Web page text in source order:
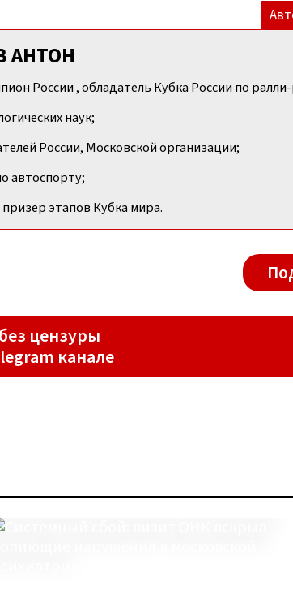
АНТОН
России , обладатель Кубка России по
наук;
России, Московской организации;
автоспорту;
этапов Кубка мира.
цензуры
канале